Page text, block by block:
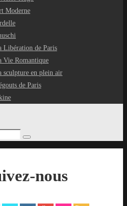
Moderne
Libération de Paris
Vie Romantique
sculpture en plein air
de Paris
Rechercher
nous